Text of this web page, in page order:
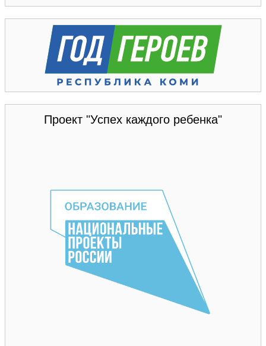
Проект "Успех каждого ребенка"